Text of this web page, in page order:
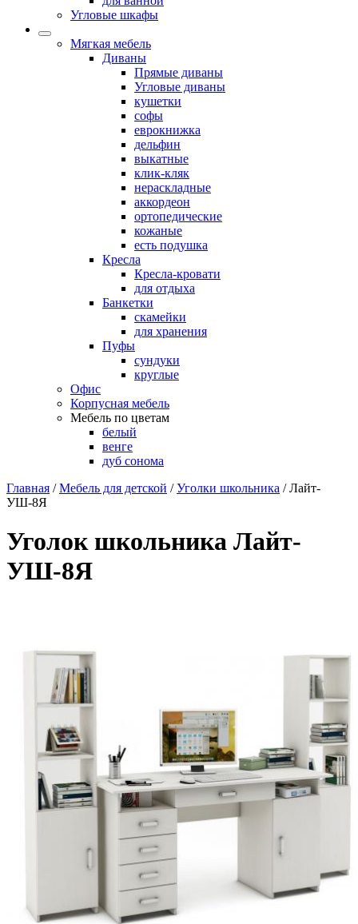
Угловые шкафы
Мягкая мебель
Диваны
Прямые диваны
Угловые диваны
кушетки
софы
еврокнижка
дельфин
выкатные
клик-кляк
нераскладные
аккордеон
ортопедические
кожаные
есть подушка
Кресла
Кресла-кровати
для отдыха
Банкетки
скамейки
для хранения
Пуфы
сундуки
круглые
Офис
Корпусная мебель
Мебель по цветам
белый
венге
дуб сонома
Главная / Мебель для детской / Уголки школьника / Лайт-
УШ-8Я
Уголок школьника Лайт-
УШ-8Я